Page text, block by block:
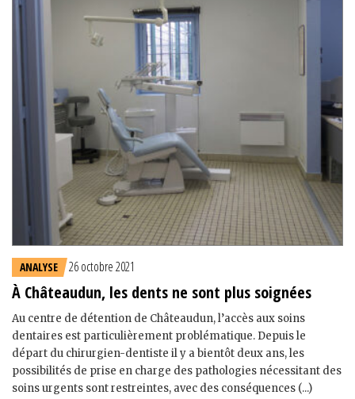
ANALYSE 26 octobre 2021
À Châteaudun, les dents ne sont plus soignées
Au centre de détention de Châteaudun, l’accès aux soins
dentaires est particulièrement problématique. Depuis le
départ du chirurgien-dentiste il y a bientôt deux ans, les
possibilités de prise en charge des pathologies nécessitant des
soins urgents sont restreintes, avec des conséquences (...)